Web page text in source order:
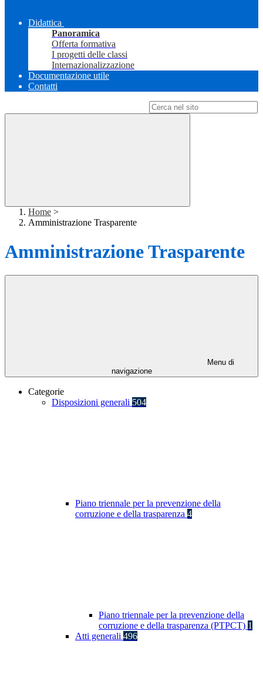
Didattica
Panoramica
Offerta formativa
I progetti delle classi
Internazionalizzazione
Documentazione utile
Contatti
Home >
Amministrazione Trasparente
Amministrazione Trasparente
Menu di
navigazione
Categorie
Disposizioni generali 504
Piano triennale per la prevenzione della
corruzione e della trasparenza 4
Piano triennale per la prevenzione della
corruzione e della trasparenza (PTPCT) 1
Atti generali 496